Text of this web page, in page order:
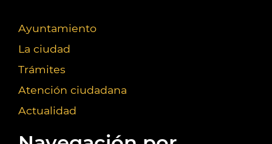
Ayuntamiento
La ciudad
Trámites
Atención ciudadana
Actualidad